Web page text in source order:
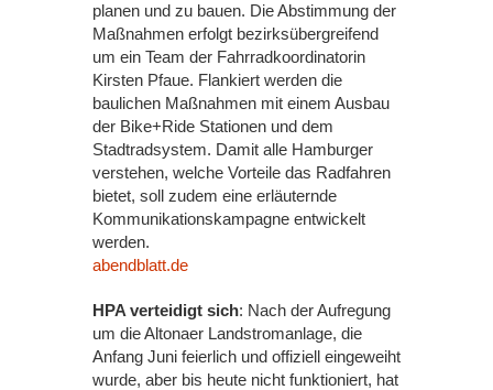
planen und zu bauen. Die Abstimmung der
Maßnahmen erfolgt bezirksübergreifend
um ein Team der Fahrradkoordinatorin
Kirsten Pfaue. Flankiert werden die
baulichen Maßnahmen mit einem Ausbau
der Bike+Ride Stationen und dem
Stadtradsystem. Damit alle Hamburger
verstehen, welche Vorteile das Radfahren
bietet, soll zudem eine erläuternde
Kommunikationskampagne entwickelt
werden.
abendblatt.de
HPA verteidigt sich: Nach der Aufregung
um die Altonaer Landstromanlage, die
Anfang Juni feierlich und offiziell eingeweiht
wurde, aber bis heute nicht funktioniert, hat